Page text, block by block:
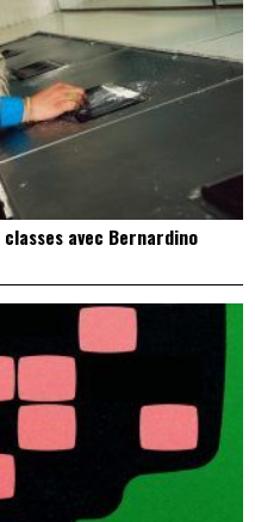
avec Bernardino